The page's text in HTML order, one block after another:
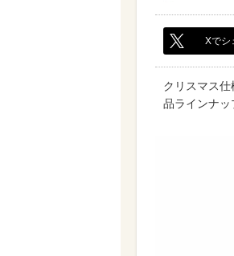
Xでシ
クリスマス
品ラインナッ